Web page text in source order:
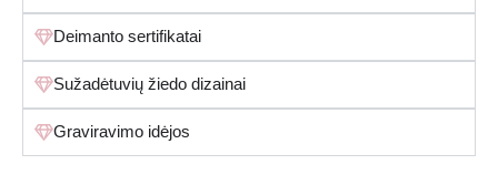
Deimanto sertifikatai
Sužadėtuvių žiedo dizainai
Graviravimo idėjos